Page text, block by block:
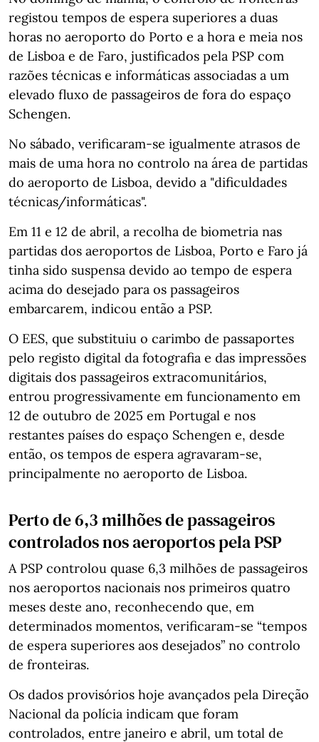
registou tempos de espera superiores a duas
horas no aeroporto do Porto e a hora e meia nos
de Lisboa e de Faro, justificados pela PSP com
razões técnicas e informáticas associadas a um
elevado fluxo de passageiros de fora do espaço
Schengen.
No sábado, verificaram-se igualmente atrasos de
mais de uma hora no controlo na área de partidas
do aeroporto de Lisboa, devido a "dificuldades
técnicas/informáticas".
Em 11 e 12 de abril, a recolha de biometria nas
partidas dos aeroportos de Lisboa, Porto e Faro já
tinha sido suspensa devido ao tempo de espera
acima do desejado para os passageiros
embarcarem, indicou então a PSP.
O EES, que substituiu o carimbo de passaportes
pelo registo digital da fotografia e das impressões
digitais dos passageiros extracomunitários,
entrou progressivamente em funcionamento em
12 de outubro de 2025 em Portugal e nos
restantes países do espaço Schengen e, desde
então, os tempos de espera agravaram-se,
principalmente no aeroporto de Lisboa.
Perto de 6,3 milhões de passageiros
controlados nos aeroportos pela PSP
A PSP controlou quase 6,3 milhões de passageiros
nos aeroportos nacionais nos primeiros quatro
meses deste ano, reconhecendo que, em
determinados momentos, verificaram-se “tempos
de espera superiores aos desejados” no controlo
de fronteiras.
Os dados provisórios hoje avançados pela Direção
Nacional da polícia indicam que foram
controlados, entre janeiro e abril, um total de